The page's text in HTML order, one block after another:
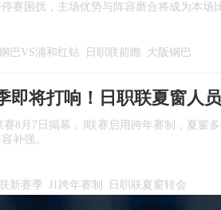
赛困扰，主场优势与阵容磨合将成为本场
巴VS浦和红钻 日职联前瞻 大阪钢巴
即将打响！日职联夏窗人
赛8月7日揭幕，J联赛启用跨年赛制，夏窗
补强。
新赛季 J1跨年赛制 日职联夏窗转会